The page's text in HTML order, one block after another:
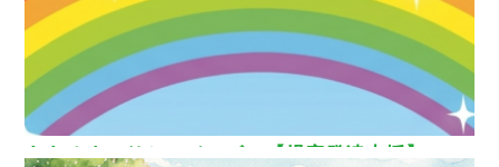
ああるまつりかレインボー【児童発達支援】